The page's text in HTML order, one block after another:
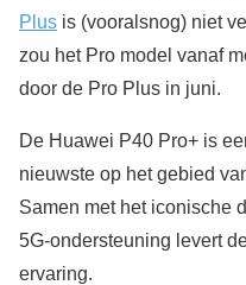
Plus is (vooralsnog) niet
zou het Pro model vanaf
door de Pro Plus in juni.
De Huawei P40 Pro+ is
nieuwste op het gebied
Samen met het iconische
5G-ondersteuning levert
ervaring.